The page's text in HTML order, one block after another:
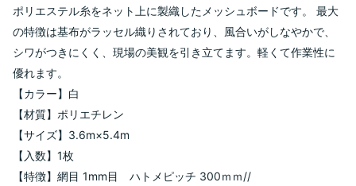
ポリエステル糸をネット上に製織したメッシュボードです。 最大
の特徴は基布がラッセル織りされており、風合いがしなやかで、
シワがつきにくく、現場の美観を引き立てます。軽くて作業性に
優れます。
【カラー】白
【材質】ポリエチレン
【サイズ】3.6m×5.4m
【入数】1枚
【特徴】 網目 1mm目 ハトメピッチ 300ｍｍ//